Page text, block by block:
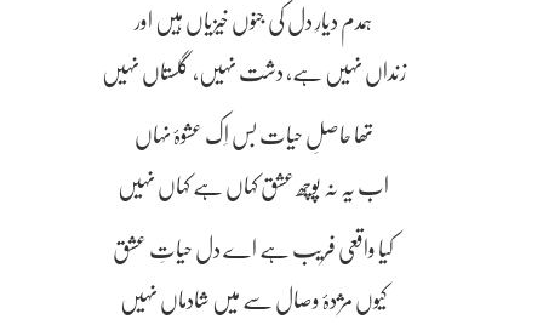
ہمدم دیارِ دل کی جنوں خیزیاں ہیں اور
زنداں نہیں ہے، دشت نہیں، گلستاں نہیں
تھا حاصلِ حیات بس اِک عشوۂ نہاں
اب یہ نہ پوچھ عشق کہاں ہے کہاں نہیں
کیا واقعی فریب ہے اے دل حیاتِ عشق
کیوں مژدۂ وصال سے میں شادماں نہیں